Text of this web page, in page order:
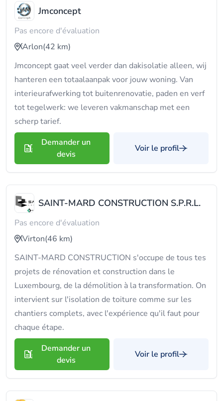
Jmconcept
Pas encore d'évaluation
Arlon(42 km)
Jmconcept gaat veel verder dan dakisolatie alleen, wij
hanteren een totaalaanpak voor jouw woning. Van
interieurafwerking tot buitenrenovatie, paden en verf
tot tegelwerk: we leveren vakmanschap met een
scherp tarief.
Demander un
devis
Voir le profil
SAINT-MARD CONSTRUCTION S.P.R.L.
Pas encore d'évaluation
Virton(46 km)
SAINT-MARD CONSTRUCTION s'occupe de tous tes
projets de rénovation et construction dans le
Luxembourg, de la démolition à la transformation. On
intervient sur l'isolation de toiture comme sur les
chantiers complets, avec l'expérience qu'il faut pour
chaque étape.
Demander un
devis
Voir le profil